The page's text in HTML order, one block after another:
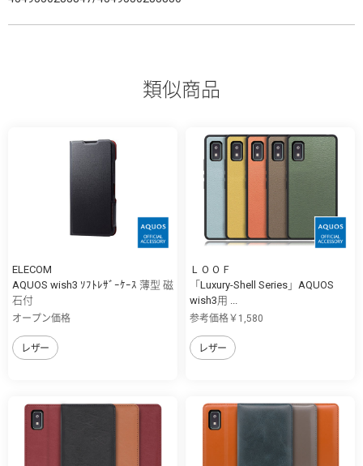
類似商品
ELECOM
AQUOS wish3 ｿﾌﾄﾚｻﾞｰｹｰｽ 薄型 磁
石付
オープン価格
レザー
ＬＯＯＦ
「Luxury-Shell Series」AQUOS
wish3用 ...
参考価格￥1,580
レザー